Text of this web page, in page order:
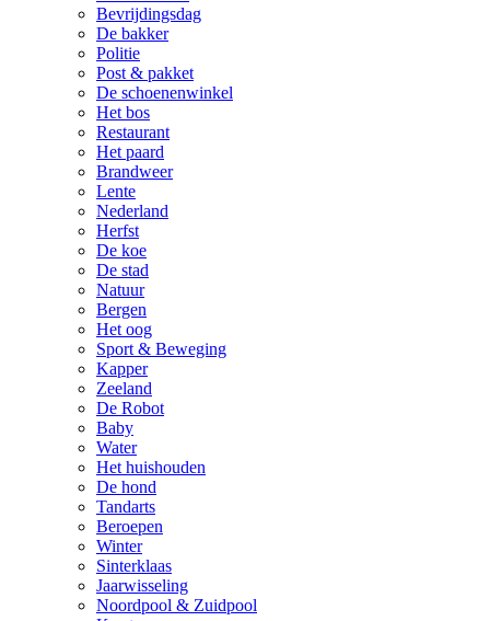
Bevrijdingsdag
De bakker
Politie
Post & pakket
De schoenenwinkel
Het bos
Restaurant
Het paard
Brandweer
Lente
Nederland
Herfst
De koe
De stad
Natuur
Bergen
Het oog
Sport & Beweging
Kapper
Zeeland
De Robot
Baby
Water
Het huishouden
De hond
Tandarts
Beroepen
Winter
Sinterklaas
Jaarwisseling
Noordpool & Zuidpool